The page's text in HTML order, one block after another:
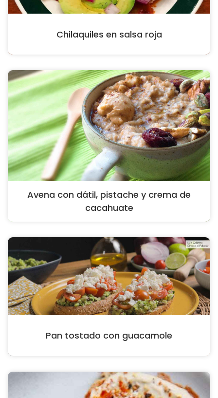
Chilaquiles en salsa roja
Avena con dátil, pistache y crema de
cacahuate
Pan tostado con guacamole